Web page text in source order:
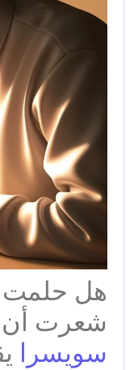
هل حلمت
شعرت أن
سويسرا